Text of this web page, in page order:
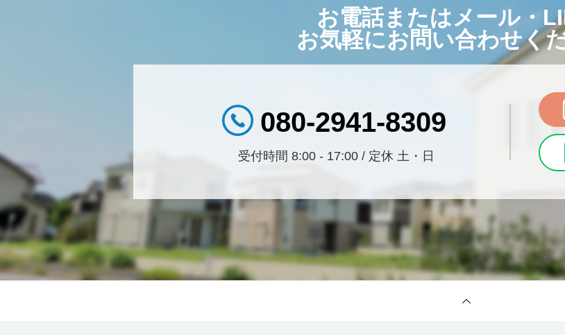
お電話またはメール・
お気軽にお問い合わせく
080-2941-8309
受付時間 8:00 - 17:00 / 定休 土・日